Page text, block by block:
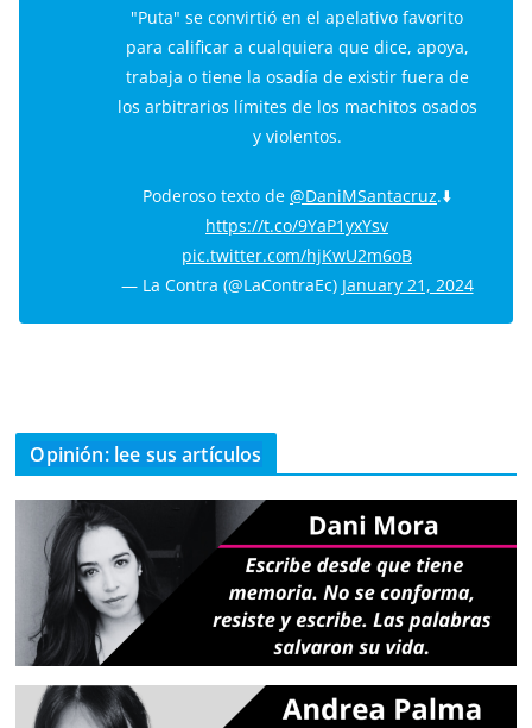
"Puta" se convirtió en el apelativo favorito
para calificar a cualquiera que dice, apoya,
trabaja o tiene la osadía de existir fuera de
los arbitrarios límites de los machitos osados
y violentos.
Poderoso texto de @DaniMSantacruz.⬇️
https://t.co/9YaP1yxYsv
pic.twitter.com/hjKwU2m6oB
— La Contra (@LaContraEc) January 21, 2024
Opinión: lee sus artículos